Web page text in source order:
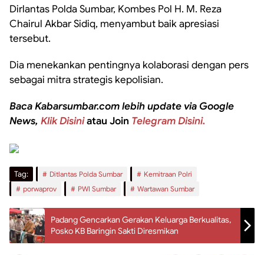
Dirlantas Polda Sumbar, Kombes Pol H. M. Reza
Chairul Akbar Sidiq, menyambut baik apresiasi
tersebut.
Dia menekankan pentingnya kolaborasi dengan pers
sebagai mitra strategis kepolisian.
Baca Kabarsumbar.com lebih update via Google
News, Klik Disiniatau Join Telegram Disini.
Tag: Ditlantas Polda Sumbar
Kemitraan Polri
porwaprov
PWI Sumbar Wartawan Sumbar
Padang Gencarkan Gerakan Keluarga Berkualitas,
Posko KB Baringin Sakti Diresmikan